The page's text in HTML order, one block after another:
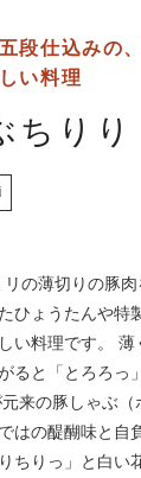
段仕込みの
い料理
ちりり
の薄切りの豚
ひょうたんや特
い料理です。 薄
ると「とろろっ
来の豚しゃぶ（
はの醍醐味と自
ちりっ」と白い